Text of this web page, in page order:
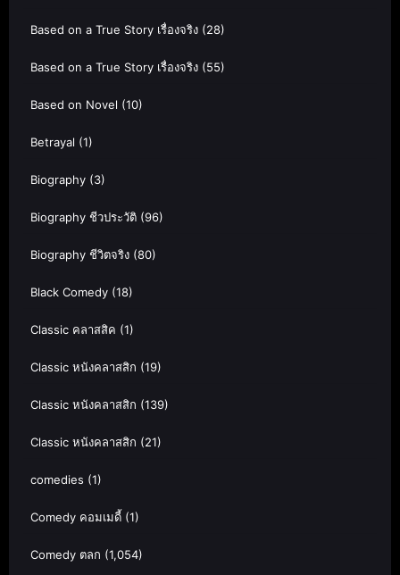
Based on a True Story เรื่องจริง (28)
Based on a True Story เรื่องจริง (55)
Based on Novel (10)
Betrayal (1)
Biography (3)
Biography ชีวประวัติ (96)
Biography ชีวิตจริง (80)
Black Comedy (18)
Classic คลาสสิค (1)
Classic หนังคลาสสิก (19)
Classic หนังคลาสสิก (139)
Classic หนังคลาสสิก (21)
comedies (1)
Comedy คอมเมดี้ (1)
Comedy ตลก (1,054)